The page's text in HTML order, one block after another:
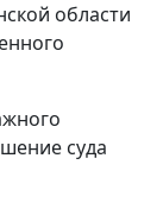
области
суда